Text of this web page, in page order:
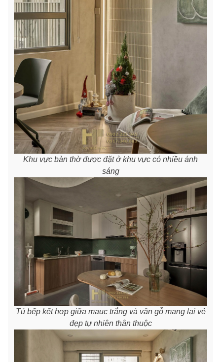
Khu vực bàn thờ được đặt ở khu vực có nhiều ánh
sáng
Tủ bếp kết hợp giữa mauc trắng và vân gỗ mang lại vẻ
đẹp tự nhiên thân thuộc